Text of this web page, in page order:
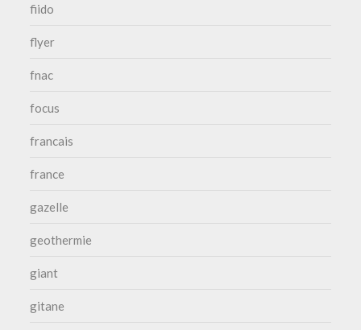
fiido
flyer
fnac
focus
francais
france
gazelle
geothermie
giant
gitane